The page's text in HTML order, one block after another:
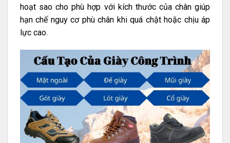
hoạt sao cho phù hợp với kích thước của chân giúp
hạn chế nguy cơ phù chân khi quá chật hoặc chịu áp
lực cao.